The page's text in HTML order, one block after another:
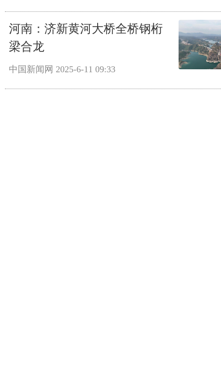
河南：济新黄河大桥全桥钢桁
梁合龙
中国新闻网 2025-6-11 09:33